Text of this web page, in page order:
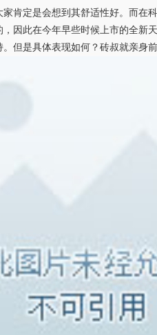
肯定是会想到其舒适性好。而在
因此在今年早些时候上市的全新
但是具体表现如何？砖叔就亲身